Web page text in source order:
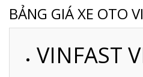
BẢNG GIÁ XE OTO
VINFAST